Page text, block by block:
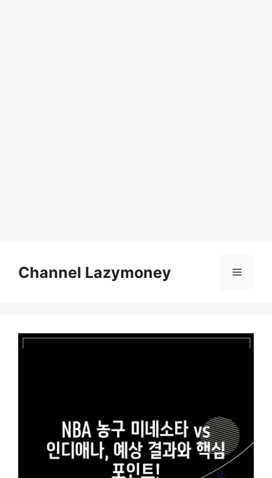
contentChannel Lazymoney Menu